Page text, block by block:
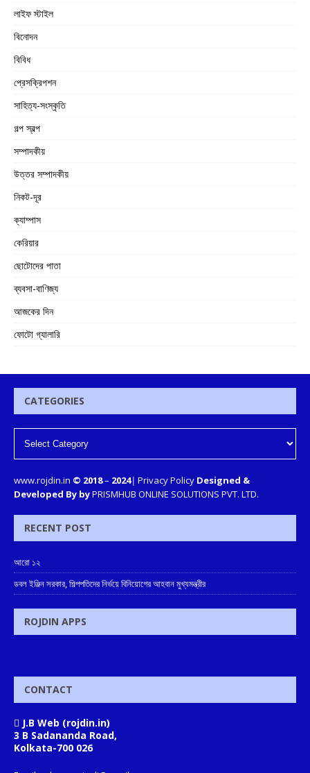
লাইফ স্টাইল
বিনোদন
বিবিধ
প্রেসক্রিপশন
সাহিত্য-সংস্কৃতি
গল্প স্বল্প
সম্পাদকীয়
উত্তর সম্পাদকীয়
নিকট-দূর
ক্যাম্পাস
কেরিয়ার
ছোটোদের পাতা
ব্যবসা-বাণিজ্য
আজকের দিন
ফোটো গ্যালারি
CATEGORIES
www.rojdin.in © 2018– 2024| Privacy Policy Designed &
Developed By byPRISMHUB ONLINE SOLUTIONS PVT. LTD.
RECENT POST
আরো ১২
ডবল ইঞ্জিন সরকার, শিল্পপতিদের নির্ভয়ে বিনিয়োগের আহবান মুখ্যমন্ত্রীর
ROJDIN APPS
CONTACT
J.B Web (rojdin.in)
3 B Sadananda Road,
Kolkata-700 026